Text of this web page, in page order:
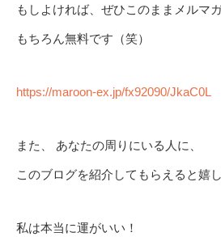
もしよければ、ぜひこのままメルマ
もちろん無料です（笑）
https://maroon-ex.jp/fx92090/JkaC0L
また、 あなたの周りにいる人に、
このブログを紹介してもらえると嬉
私は本当に運がいい！